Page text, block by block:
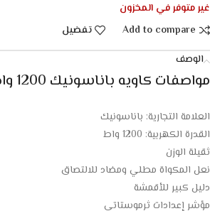
غير متوفر في المخزون
Add to compare
تفضيل
الوصف
مواصفات كاويه باناسونيك 1200 واط – بيج :
العلامة التجارية: باناسونيك
القدرة الكهربية: 1200 واط
ثقيلة الوزن
نعل المكواة مطلي ومضاد للالتصاق
دليل كبير للأقمشة
مؤشر إعدادات ثرموستاتي